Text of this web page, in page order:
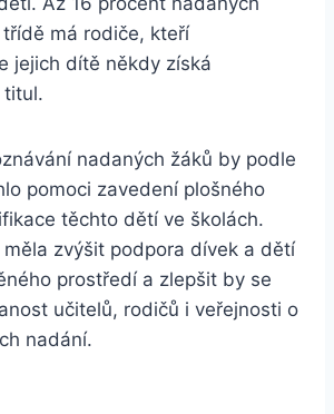
má rodiče, kteří
jejich dítě někdy získá
titul.
nadaných žáků by podle
pomoci zavedení plošného
těchto dětí ve školách.
zvýšit podpora dívek a dětí
prostředí a zlepšit by se
učitelů, rodičů i veřejnosti o
nadání.